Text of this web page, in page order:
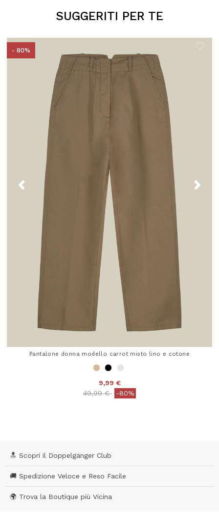
SUGGERITI PER TE
- 80%
Pantalone donna modello carrot misto lino e cotone
9,99 €
Price reduced from
49,99 €to-80%
🔝 Scopri il Doppelgänger Club
🚚 Spedizione Veloce e Reso Facile
🌍 Trova la Boutique più Vicina